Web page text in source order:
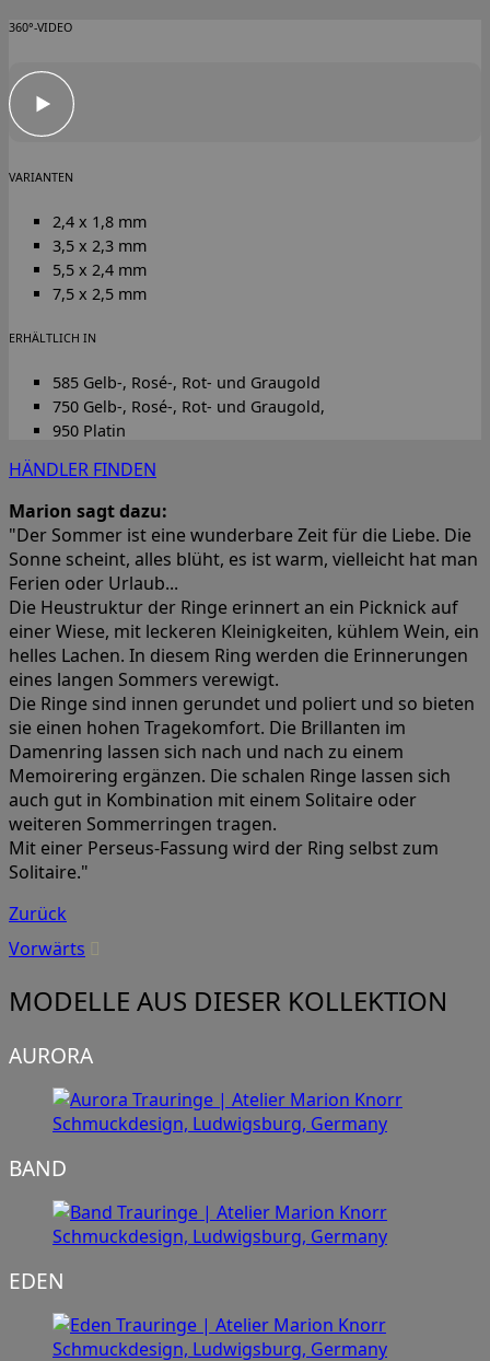
360°-VIDEO
VARIANTEN
2,4 x 1,8 mm
3,5 x 2,3 mm
5,5 x 2,4 mm
7,5 x 2,5 mm
ERHÄLTLICH IN
585 Gelb-, Rosé-, Rot- und Graugold
750 Gelb-, Rosé-, Rot- und Graugold,
950 Platin
HÄNDLER FINDEN
Marion sagt dazu:
"Der Sommer ist eine wunderbare Zeit für die Liebe. Die
Sonne scheint, alles blüht, es ist warm, vielleicht hat man
Ferien oder Urlaub...
Die Heustruktur der Ringe erinnert an ein Picknick auf
einer Wiese, mit leckeren Kleinigkeiten, kühlem Wein, ein
helles Lachen. In diesem Ring werden die Erinnerungen
eines langen Sommers verewigt.
Die Ringe sind innen gerundet und poliert und so bieten
sie einen hohen Tragekomfort. Die Brillanten im
Damenring lassen sich nach und nach zu einem
Memoirering ergänzen. Die schalen Ringe lassen sich
auch gut in Kombination mit einem Solitaire oder
weiteren Sommerringen tragen.
Mit einer Perseus-Fassung wird der Ring selbst zum
Solitaire."
Zurück
Vorwärts
MODELLE AUS DIESER KOLLEKTION
AURORA
BAND
EDEN